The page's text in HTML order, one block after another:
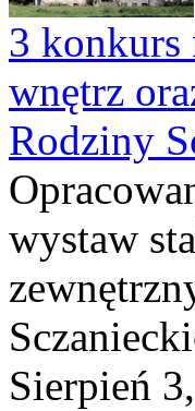
3 konkurs
wnętrz
Rodziny
wystaw
Sierpień